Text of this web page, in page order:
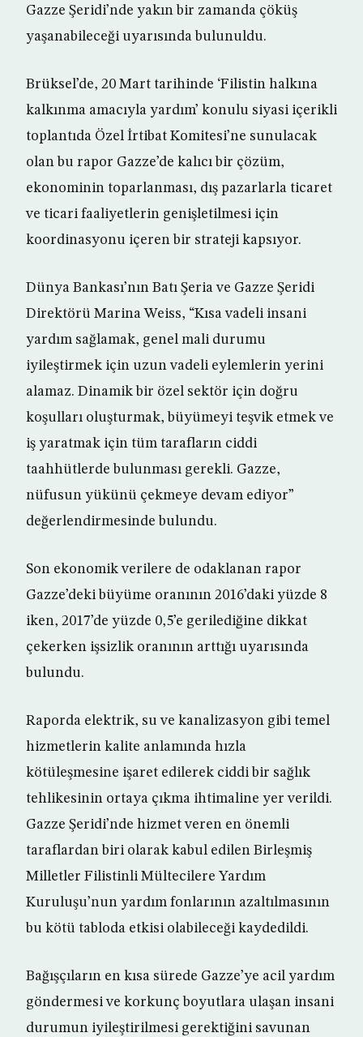
Gazze Şeridi’nde yakın bir zamanda çöküş
yaşanabileceği uyarısında bulunuldu.
Brüksel’de, 20 Mart tarihinde ‘Filistin halkına
kalkınma amacıyla yardım’ konulu siyasi içerikli
toplantıda Özel İrtibat Komitesi’ne sunulacak
olan bu rapor Gazze’de kalıcı bir çözüm,
ekonominin toparlanması, dış pazarlarla ticaret
ve ticari faaliyetlerin genişletilmesi için
koordinasyonu içeren bir strateji kapsıyor.
Dünya Bankası’nın Batı Şeria ve Gazze Şeridi
Direktörü Marina Weiss, “Kısa vadeli insani
yardım sağlamak, genel mali durumu
iyileştirmek için uzun vadeli eylemlerin yerini
alamaz. Dinamik bir özel sektör için doğru
koşulları oluşturmak, büyümeyi teşvik etmek ve
iş yaratmak için tüm tarafların ciddi
taahhütlerde bulunması gerekli. Gazze,
nüfusun yükünü çekmeye devam ediyor”
değerlendirmesinde bulundu.
Son ekonomik verilere de odaklanan rapor
Gazze’deki büyüme oranının 2016’daki yüzde 8
iken, 2017’de yüzde 0,5’e gerilediğine dikkat
çekerken işsizlik oranının arttığı uyarısında
bulundu.
Raporda elektrik, su ve kanalizasyon gibi temel
hizmetlerin kalite anlamında hızla
kötüleşmesine işaret edilerek ciddi bir sağlık
tehlikesinin ortaya çıkma ihtimaline yer verildi.
Gazze Şeridi’nde hizmet veren en önemli
taraflardan biri olarak kabul edilen Birleşmiş
Milletler Filistinli Mültecilere Yardım
Kuruluşu’nun yardım fonlarının azaltılmasının
bu kötü tabloda etkisi olabileceği kaydedildi.
Bağışçıların en kısa sürede Gazze’ye acil yardım
göndermesi ve korkunç boyutlara ulaşan insani
durumun iyileştirilmesi gerektiğini savunan